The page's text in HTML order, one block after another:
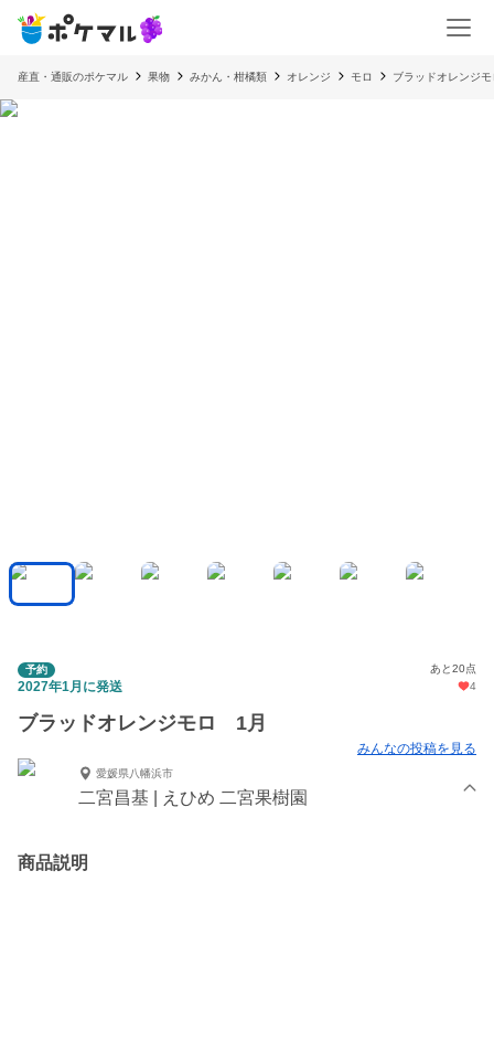
産直・通販のポケマル 果物 みかん・柑橘類 オレンジ モロ ブラッドオレンジ
予約 あと20点
2027年1月に発送 4
ブラッドオレンジモロ 1月
みんなの投稿を見る
愛媛県八幡浜市
二宮昌基 | えひめ 二宮果樹園
商品説明